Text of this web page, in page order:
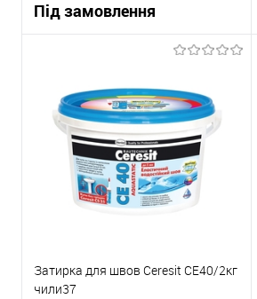
Під замовлення
Купити в 1 клік
До
порівняння
В вибране
Під
замовлення
Затирка для швов Ceresit СЕ40/2кг
чили37